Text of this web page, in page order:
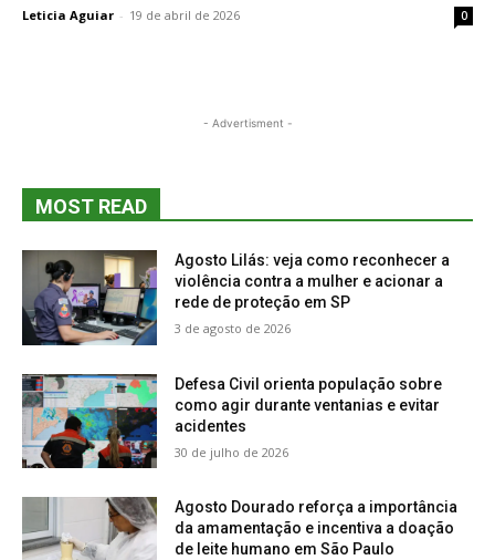
Leticia Aguiar - 19 de abril de 2026 0
- Advertisment -
MOST READ
Agosto Lilás: veja como reconhecer a
violência contra a mulher e acionar a
rede de proteção em SP
3 de agosto de 2026
Defesa Civil orienta população sobre
como agir durante ventanias e evitar
acidentes
30 de julho de 2026
Agosto Dourado reforça a importância
da amamentação e incentiva a doação
de leite humano em São Paulo